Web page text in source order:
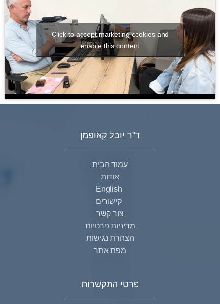
Click to accept marketing cookies and
enable this content
ד"ר יובל קאופמן
עמוד הבית
אודות
English
קישורים
צור קשר
מדיניות פרטיות
הצהרת נגישות
מפת אתר
פרטי התקשרות